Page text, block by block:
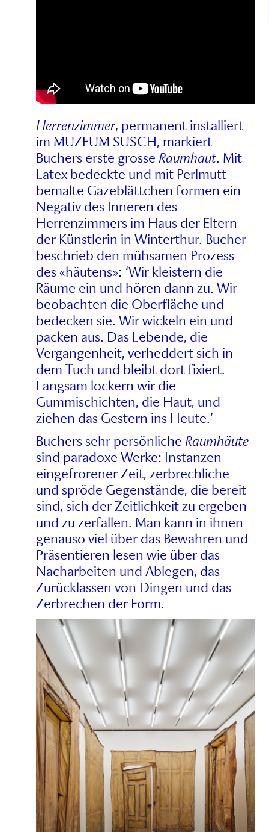
Herrenzimmer, permanent installiert
im MUZEUM SUSCH, markiert
Buchers erste grosse Raumhaut. Mit
Latex bedeckte und mit Perlmutt
bemalte Gazeblättchen formen ein
Negativ des Inneren des
Herrenzimmers im Haus der Eltern
der Künstlerin in Winterthur. Bucher
beschrieb den mühsamen Prozess
des «häutens»: ‘Wir kleistern die
Räume ein und hören dann zu. Wir
beobachten die Oberfläche und
bedecken sie. Wir wickeln ein und
packen aus. Das Lebende, die
Vergangenheit, verheddert sich in
dem Tuch und bleibt dort fixiert.
Langsam lockern wir die
Gummischichten, die Haut, und
ziehen das Gestern ins Heute.’
Buchers sehr persönliche Raumhäute
sind paradoxe Werke: Instanzen
eingefrorener Zeit, zerbrechliche
und spröde Gegenstände, die bereit
sind, sich der Zeitlichkeit zu ergeben
und zu zerfallen. Man kann in ihnen
genauso viel über das Bewahren und
Präsentieren lesen wie über das
Nacharbeiten und Ablegen, das
Zurücklassen von Dingen und das
Zerbrechen der Form.